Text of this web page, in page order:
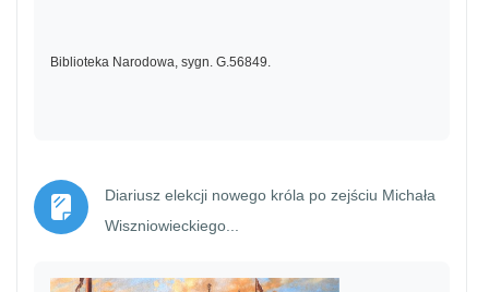
Biblioteka Narodowa, sygn. G.56849.
Diariusz elekcji nowego króla po zejściu Michała
Wiszniowieckiego...